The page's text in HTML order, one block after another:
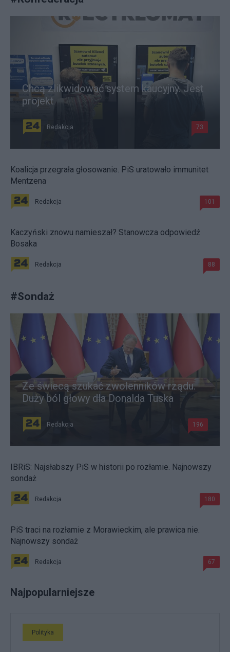
Chcą zlikwidować system kaucyjny. Jest
projekt
Redakcja 73
Koalicja przegrała głosowanie. PiS uratowało immunitet
Mentzena
Redakcja 101
Kaczyński znowu namieszał? Stanowcza odpowiedź
Bosaka
Redakcja 88
#Sondaż
Ze świecą szukać zwolenników rządu.
Duży ból głowy dla Donalda Tuska
Redakcja 196
IBRiS: Najsłabszy PiS w historii po rozłamie. Najnowszy
sondaż
Redakcja 180
PiS traci na rozłamie z Morawieckim, ale prawica nie.
Najnowszy sondaż
Redakcja 67
Najpopularniejsze
Polityka